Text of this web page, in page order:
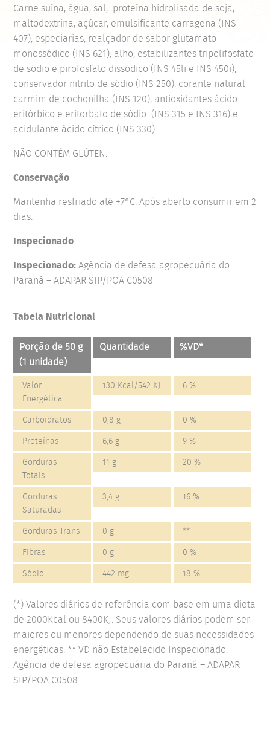
Carne suína, água, sal, proteína hidrolisada de soja,
maltodextrina, açúcar, emulsificante carragena (INS
407), especiarias, realçador de sabor glutamato
monossódico (INS 621), alho, estabilizantes tripolifosfato
de sódio e pirofosfato dissódico (INS 45li e INS 450i),
conservador nitrito de sódio (INS 250), corante natural
carmim de cochonilha (INS 120), antioxidantes ácido
eritórbico e eritorbato de sódio (INS 315 e INS 316) e
acidulante ácido cítrico (INS 330).
NÃO CONTÉM GLÚTEN.
Conservação
Mantenha resfriado até +7°C. Após aberto consumir em 2
dias.
Inspecionado
Inspecionado:Agência de defesa agropecuária do
Paraná – ADAPAR SIP/POA C0508
Tabela Nutricional
Porção de 50 g
(1 unidade)
Quantidade %VD*
Valor
Energética
130 Kcal/542 KJ 6 %
Carboidratos 0,8 g
0 %
Proteínas
6,6 g
9 %
Gorduras
Totais
11 g 20 %
Gorduras
Saturadas
3,4 g 16 %
Gorduras Trans 0 g
**
Fibras
0 g
0 %
Sódio
442 mg 18 %
(*) Valores diários de referência com base em uma dieta
de 2000Kcal ou 8400KJ. Seus valores diários podem ser
maiores ou menores dependendo de suas necessidades
energéticas. ** VD não Estabelecido Inspecionado:
Agência de defesa agropecuária do Paraná – ADAPAR
SIP/POA C0508